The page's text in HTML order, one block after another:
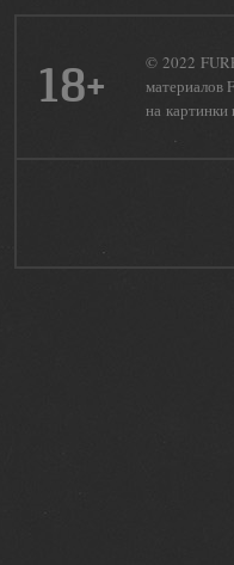
18+
© 2022
материалов
на картинки